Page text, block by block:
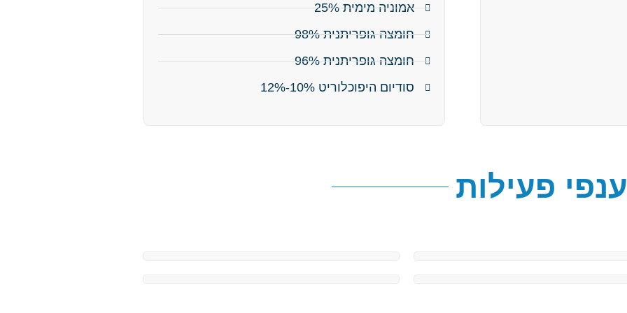
אמוניה מימית 25%
חומצה גופריתנית 98%
חומצה גופריתנית 96%
סודיום היפוכלוריט 10%-12%
ענפי פעילות